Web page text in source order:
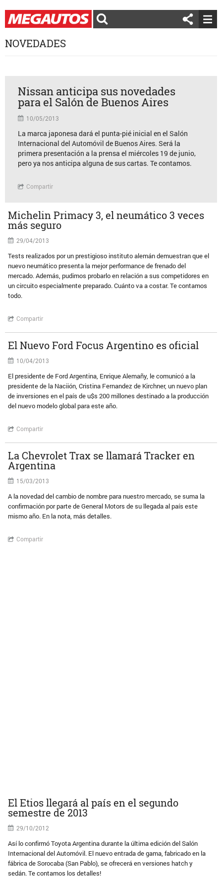
NOVEDADES
Nissan anticipa sus novedades
para el Salón de Buenos Aires
10/05/2013
La marca japonesa dará el punta-pié inicial en el Salón
Internacional del Automóvil de Buenos Aires. Será la
primera presentación a la prensa el miércoles 19 de junio,
pero ya nos anticipa alguna de sus cartas. Te contamos.
Compartir
Michelin Primacy 3, el neumático 3 veces
más seguro
29/04/2013
Tests realizados por un prestigioso instituto alemán demuestran que el
nuevo neumático presenta la mejor performance de frenado del
mercado. Además, pudimos probarlo en relación a sus competidores en
un circuito especialmente preparado. Cuánto va a costar. Te contamos
todo.
Compartir
El Nuevo Ford Focus Argentino es oficial
10/04/2013
El presidente de Ford Argentina, Enrique Alemañy, le comunicó a la
presidente de la Naciión, Cristina Fernandez de Kirchner, un nuevo plan
de inversiones en el país de u$s 200 millones destinado a la producción
del nuevo modelo global para este año.
Compartir
La Chevrolet Trax se llamará Tracker en
Argentina
15/03/2013
A la novedad del cambio de nombre para nuestro mercado, se suma la
confirmación por parte de General Motors de su llegada al país este
mismo año. En la nota, más detalles.
Compartir
El Etios llegará al país en el segundo
semestre de 2013
29/10/2012
Así lo confirmó Toyota Argentina durante la última edición del Salón
Internacional del Automóvil. El nuevo entrada de gama, fabricado en la
fábrica de Sorocaba (San Pablo), se ofrecerá en versiones hatch y
sedán. Te contamos los detalles!